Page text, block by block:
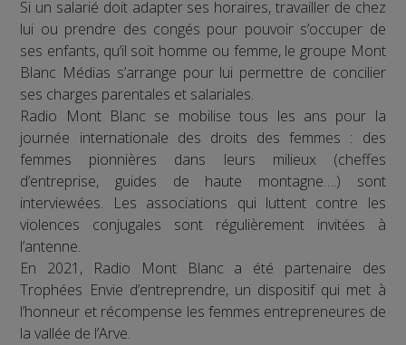
Si un salarié doit adapter ses horaires, travailler de chez
lui ou prendre des congés pour pouvoir s’occuper de
ses enfants, qu’il soit homme ou femme, le groupe Mont
Blanc Médias s’arrange pour lui permettre de concilier
ses charges parentales et salariales.
Radio Mont Blanc se mobilise tous les ans pour la
journée internationale des droits des femmes : des
femmes pionnières dans leurs milieux (cheffes
d’entreprise, guides de haute montagne….) sont
interviewées. Les associations qui luttent contre les
violences conjugales sont régulièrement invitées à
l’antenne.
En 2021, Radio Mont Blanc a été partenaire des
Trophées Envie d’entreprendre, un dispositif qui met à
l’honneur et récompense les femmes entrepreneures de
la vallée de l’Arve.